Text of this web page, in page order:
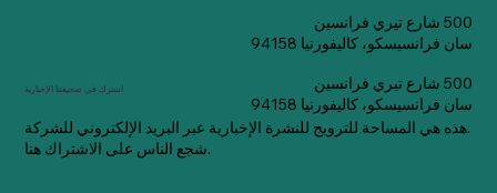
500 شارع تيري فرانسين
سان فرانسيسكو، كاليفورنيا 94158
500 شارع تيري فرانسين
سان فرانسيسكو، كاليفورنيا 94158
اشترك في صحيفتنا الإخبارية
هذه هي المساحة للترويج للنشرة الإخبارية عبر البريد الإلكتروني للشركة.
شجع الناس على الاشتراك هنا.